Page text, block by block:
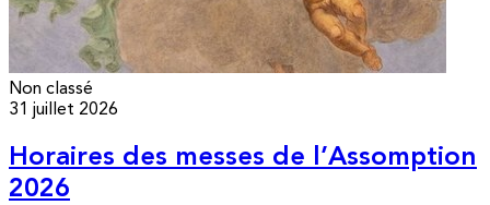
Non classé
31 juillet 2026
Horaires des messes de l’Assomption
2026